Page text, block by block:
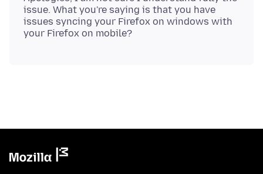
issue. What you're saying is that you have
issues syncing your Firefox on windows with